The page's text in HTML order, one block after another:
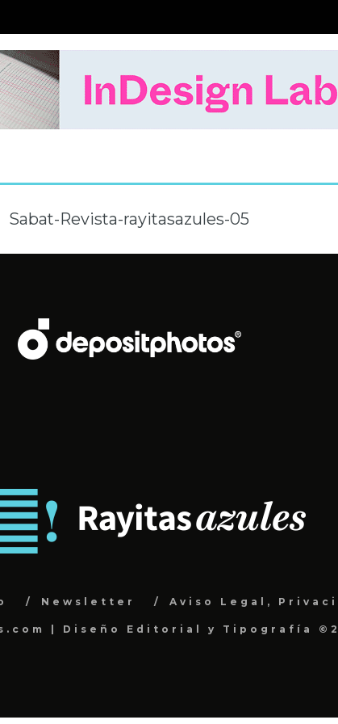
Sabat-Revista-rayitasazules-05
Newsletter Aviso Legal,
| Diseño Editorial y Tipografía